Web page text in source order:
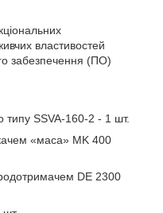
властивостей
забезпечення (ПО)
типу SSVA-160-2 - 1 шт.
«маса» MK 400
DE 2300